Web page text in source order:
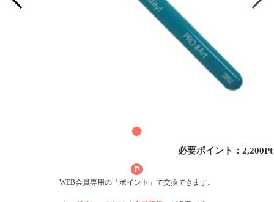
必要ポイント：2,200Pt
WEB会員専用の「ポイント」で交換できます。